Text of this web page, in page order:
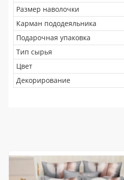
Размер наволочки
Карман пододеяльника
Подарочная упаковка
Тип сырья
Цвет
Декорирование